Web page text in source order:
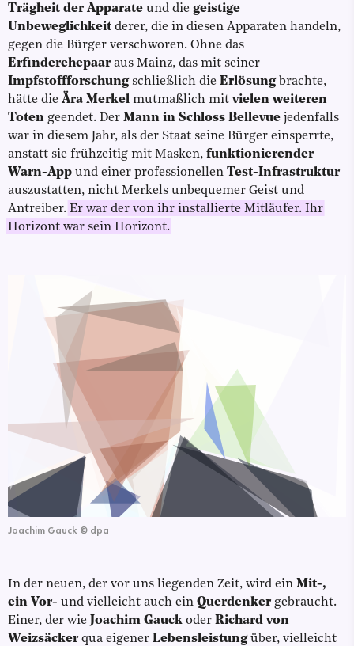
Trägheit der Apparate und die geistige
Unbeweglichkeit derer, die in diesen Apparaten handeln,
gegen die Bürger verschworen. Ohne das
Erfinderehepaaraus Mainz, das mit seiner
Impfstoffforschung schließlich die Erlösung brachte,
hätte die Ära Merkel mutmaßlich mit vielen weiteren
Toten geendet. Der Mann in Schloss Bellevue jedenfalls
war in diesem Jahr, als der Staat seine Bürger einsperrte,
anstatt sie frühzeitig mit Masken, funktionierender
Warn-App und einer professionellen Test-Infrastruktur
auszustatten, nicht Merkels unbequemer Geist und
Antreiber. Er war der von ihr installierte Mitläufer. Ihr
Horizont war sein Horizont.
Joachim Gauck © dpa
In der neuen, der vor uns liegenden Zeit, wird ein Mit-,
ein Vor- und vielleicht auch ein Querdenker gebraucht.
Einer, der wie Joachim Gauck oder Richard von
Weizsäckerqua eigener Lebensleistungüber, vielleicht